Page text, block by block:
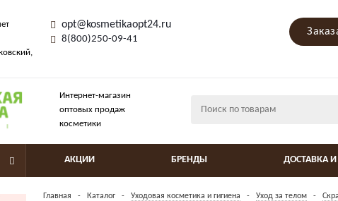
opt@kosmetikaopt24.ru
8(800)250-09-41
Интернет-магазин
оптовых продаж
косметики
АКЦИИ БРЕНДЫ ДОСТАВКА
Главная - Каталог - Уходовая косметика и гигиена - Уход за телом -